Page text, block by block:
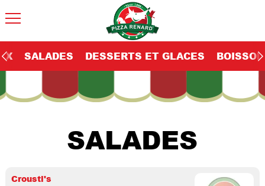
SALADES DESSERTS ET GLACES
SALADES
Crousti's